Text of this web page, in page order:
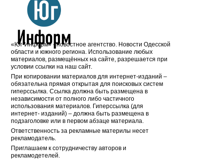
«Юг-Информ» - новостное агентство. Новости Одесской
области и южного региона. Использование любых
материалов, размещённых на сайте, разрешается при
условии ссылки на наш сайт.
При копировании материалов для интернет-изданий –
обязательна прямая открытая для поисковых систем
гиперссылка. Ссылка должна быть размещена в
независимости от полного либо частичного
использования материалов. Гиперссылка (для
интернет- изданий) – должна быть размещена в
подзаголовке или в первом абзаце материала.
Ответственность за рекламные материлы несет
рекламодатель.
Приглашаем к сотрудничеству авторов и
рекламодетелей.